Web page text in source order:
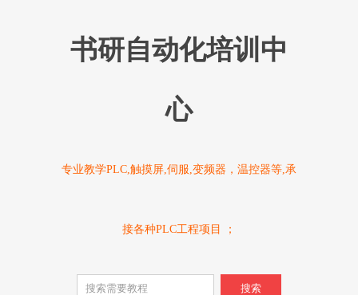
书研自动化培训中
心
专业教学PLC,触摸屏,伺服,变频器，温控器等,承
接各种PLC工程项目 ；
搜索